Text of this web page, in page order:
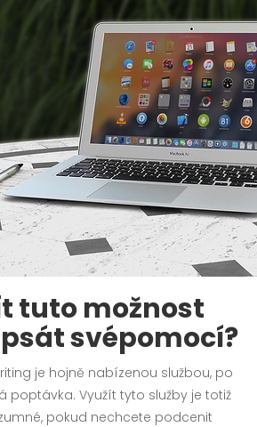
tuto možnost
svépomocí?
je hojně nabízenou službou, po
poptávka. Využít tyto služby je totiž
pokud nechcete podcenit